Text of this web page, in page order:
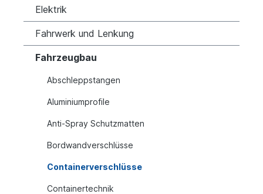
Elektrik
Fahrwerk und Lenkung
Fahrzeugbau
Abschleppstangen
Aluminiumprofile
Anti-Spray Schutzmatten
Bordwandverschlüsse
Containerverschlüsse
Containertechnik